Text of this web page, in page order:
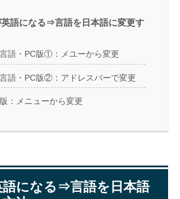
語になる⇒言語を日本語に変更す
語・PC版①：メユーから変更
語・PC版②：アドレスバーで変更
：メニューから変更
になる⇒言語を日本語